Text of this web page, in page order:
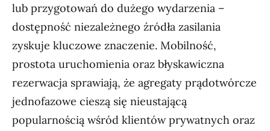
lub przygotowań do dużego wydarzenia –
dostępność niezależnego źródła zasilania
zyskuje kluczowe znaczenie. Mobilność,
prostota uruchomienia oraz błyskawiczna
rezerwacja sprawiają, że agregaty prądotwórcze
jednofazowe cieszą się nieustającą
popularnością wśród klientów prywatnych oraz